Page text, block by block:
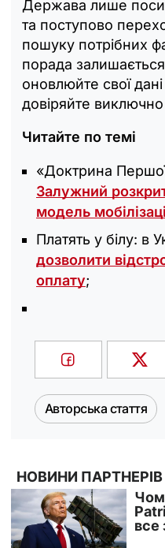
Держава лише
та поступово
пошуку потрібних
порада
оновлюйте свої
довіряйте
Читайте по темі
«Доктрина Першої
Залужний
модель
Платять у білу: в
дозволити
оплату;
Авторська стаття